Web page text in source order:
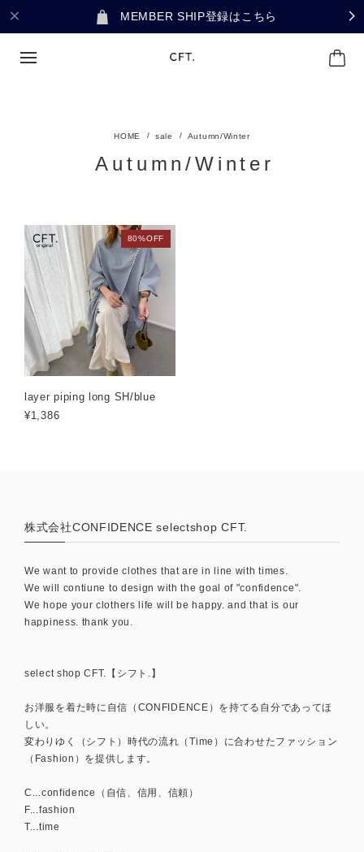
MEMBER SHIP登録はこちら
sale Autumn/Winter
Autumn/Winter
80%OFF
layer piping long SH/blue
¥1,386
株式会社CONFIDENCE selectshop CFT.
We want to provide clothes that are in line with times.
We will contiune to design with the goal of "confidence".
We hope your clothers life will be happy. and that is our
happiness. thank you.
select shop CFT.【シフト.】
お洋服を着た時に自信（CONFIDENCE）を持てる自分であってほ
しい。
変わりゆく（シフト）時代の流れ（Time）に合わせたファッション
（Fashion）を提供します。
C...confidence（自信、信用、信頼）
F...fashion
T...time